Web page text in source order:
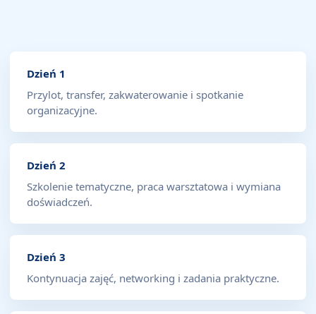
Dzień 1
Przylot, transfer, zakwaterowanie i spotkanie
organizacyjne.
Dzień 2
Szkolenie tematyczne, praca warsztatowa i wymiana
doświadczeń.
Dzień 3
Kontynuacja zajęć, networking i zadania praktyczne.